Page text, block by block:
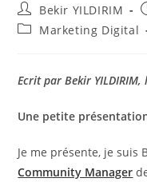
Auteur/autrice
de
Bekir YILDIRIM
PostMarketing Digital
Ecrit par Bekir
Une petite
Je me présente, je suis
Community Manager